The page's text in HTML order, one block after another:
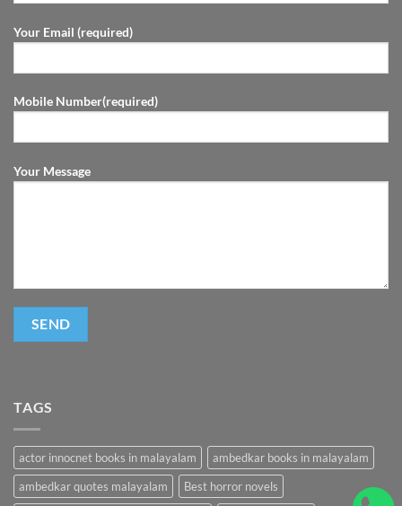
Your Email (required)
Mobile Number(required)
Your Message
TAGS
actor innocnet books in malayalam
ambedkar books in malayalam
ambedkar quotes malayalam
Best horror novels